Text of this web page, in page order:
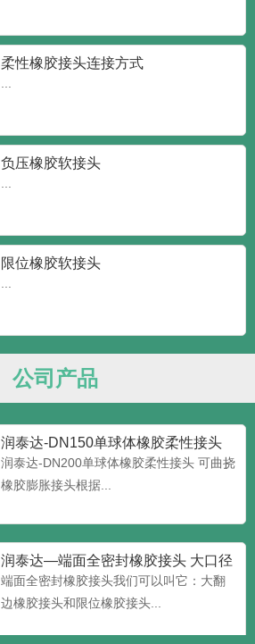
柔性橡胶接头连接方式
...
负压橡胶软接头
...
限位橡胶软接头
...
公司产品
头橡胶接头又可称为：...
橡胶接头
润泰达-JGD可曲挠橡胶接头 耐高温橡胶接
润泰达-DN150单球体橡胶柔性接头
可曲挠橡胶膨胀接头
润泰达-DN200单球体橡胶柔性接头 可曲挠
橡胶膨胀接头根据...
润泰达—端面全密封橡胶接头 大口径
加限位橡胶接头 大翻边橡
端面全密封橡胶接头我们可以叫它：大翻
边橡胶接头和限位橡胶接头...